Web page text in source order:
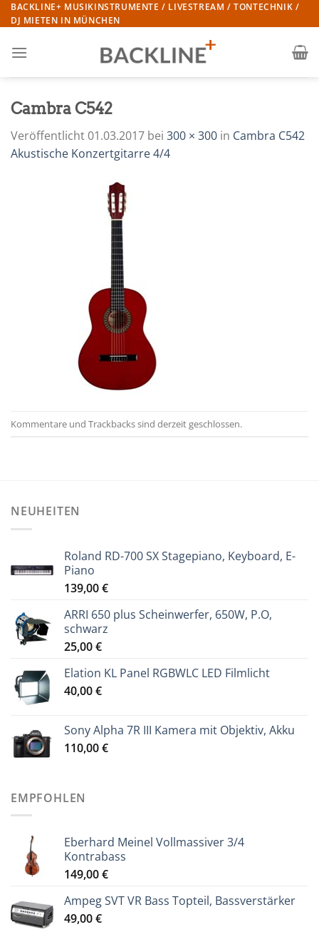
Zum
Inhalt
BACKLINE+ MUSIKINSTRUMENTE / LIVESTREAM / TONTECHNIK /
DJ MIETEN IN MÜNCHEN
Cambra C542
Veröffentlicht 01.03.2017 bei 300 × 300 in Cambra C542
Akustische Konzertgitarre 4/4
Kommentare und Trackbacks sind derzeit geschlossen.
NEUHEITEN
Roland RD-700 SX Stagepiano, Keyboard, E-
Piano
139,00€
ARRI 650 plus Scheinwerfer, 650W, P.O,
schwarz
25,00€
Elation KL Panel RGBWLC LED Filmlicht
40,00€
Sony Alpha 7R III Kamera mit Objektiv, Akku
110,00€
EMPFOHLEN
Eberhard Meinel Vollmassiver 3/4
Kontrabass
149,00€
Ampeg SVT VR Bass Topteil, Bassverstärker
49,00€